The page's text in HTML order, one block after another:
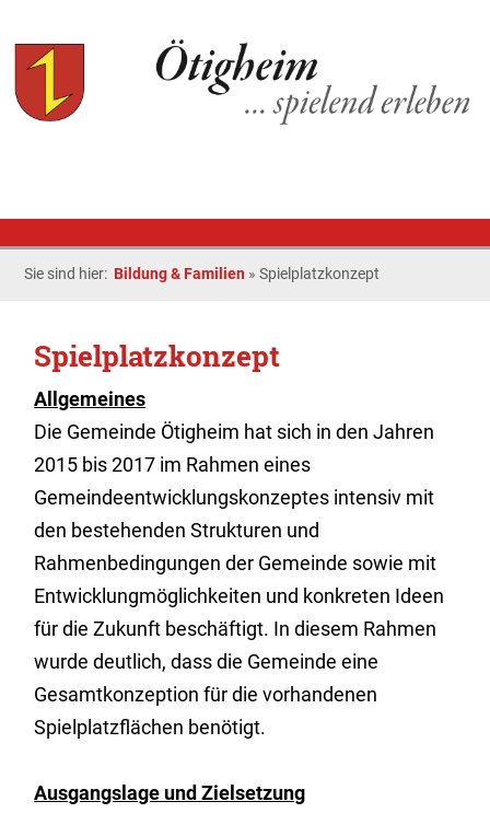
Sie sind hier: Bildung & Familien »Spielplatzkonzept
Spielplatzkonzept
Allgemeines
Die Gemeinde Ötigheim hat sich in den Jahren
2015 bis 2017 im Rahmen eines
Gemeindeentwicklungskonzeptes intensiv mit
den bestehenden Strukturen und
Rahmenbedingungen der Gemeinde sowie mit
Entwicklungmöglichkeiten und konkreten Ideen
für die Zukunft beschäftigt. In diesem Rahmen
wurde deutlich, dass die Gemeinde eine
Gesamtkonzeption für die vorhandenen
Spielplatzflächen benötigt.
Ausgangslage und Zielsetzung